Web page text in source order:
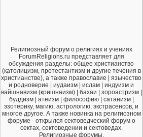
Религиозный форум о религиях и учениях
ForumReligions.ru представляет для
обсуждения разделы: общее христианство
(католицизм, протестантизм и другие течения в
христианстве), а также православие | язычество
и родноверие | иудаизм | ислам | индуизм и
вайшнавизм (кришнаизм) | бахаи | зороастризм |
буддизм | атеизм | философию | сатанизм |
эзотерику, магию, астрологию, экстрасенсов, и
многое другое. А также новинка на религиозном
форуме - открылся сектоведческий форум о
сектах, сектоведении и сектоведах.
Религиозные форумы.